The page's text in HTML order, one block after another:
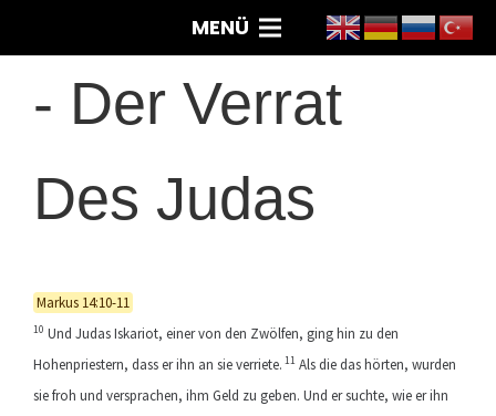
MENÜ
- Der Verrat
Des Judas
Markus 14:10-11
10 Und Judas Iskariot, einer von den Zwölfen, ging hin zu den
Hohenpriestern, dass er ihn an sie verriete. 11 Als die das hörten, wurden
sie froh und versprachen, ihm Geld zu geben. Und er suchte, wie er ihn